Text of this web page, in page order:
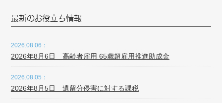
最新のお役立ち情報
2026.08.06：
2026年8月6日 高齢者雇用 65歳超雇用推進助成金
2026.08.05：
2026年8月5日 遺留分侵害に対する課税